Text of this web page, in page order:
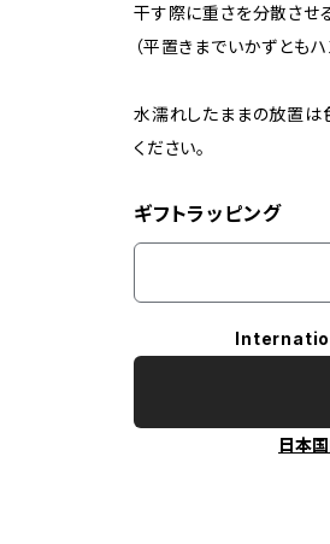
干す際に重さを分散させ
（平置きまでいかずとも
水濡れしたままの放置は
ください。
ギフトラッピング
日本